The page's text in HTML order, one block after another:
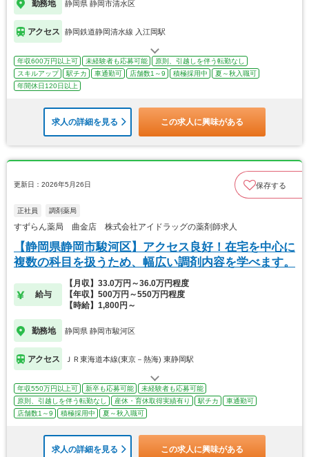
勤務地 静岡県 静岡市清水区
アクセス 静岡鉄道静岡清水線 入江岡駅
年収600万円以上可 未経験者も応募可能
原則、引越しを伴う転勤なし
スキルアップ
駅チカ 車通勤可 店舗数1～9 積極採用中
夏～秋入職可
年間休日120日以上
求人の詳細を見る この求人に興味がある
更新日：2026年5月26日 保存する
正社員 調剤薬局
すずらん薬局 曲金店 株式会社アイドラッグの薬剤師求人
【静岡県静岡市駿河区】アクセス良好！在宅を中心に
複数の科目を扱うため、幅広い調剤内容を学べます。
給与
【月収】33.0万円～36.0万円程度
【年収】500万円～550万円程度
【時給】1,800円～
勤務地 静岡県 静岡市駿河区
アクセス ＪＲ東海道本線(東京－熱海) 東静岡駅
年収550万円以上可 新卒も応募可能
未経験者も応募可能
原則、引越しを伴う転勤なし
産休・育休取得実績有り 駅チカ
車通勤可
店舗数1～9
積極採用中 夏～秋入職可
求人の詳細を見る この求人に興味がある